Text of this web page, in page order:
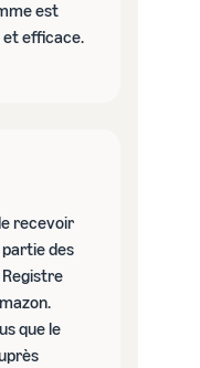
est
efficace.
recevoir
des
que le